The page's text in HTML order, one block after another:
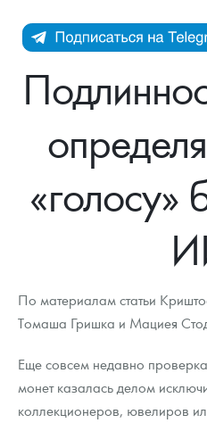
Каталог Монет
Инвестиционные монеты
Памятные монеты России и СССР
Монеты Царской России
Монеты стран мира после 1950г
Монеты и жетоны ЗМД
Георгий Победоносец
Аксессуары
Гарри Поттер
Инфо
Как сделать заказ
Гарантии
Памятка для работы с монетами из
Условия возврата
Доставка
Информация
Аналитика и события
Итоги 2025 года. Прогноз
Котировки
Скупка слитков
Наши преимущества
Письмо директору
«голосу»
По материалам статьи
Томаша Гришка и Мациея
Еще совсем недавно
монет казалась делом
коллекционеров, ювелиров